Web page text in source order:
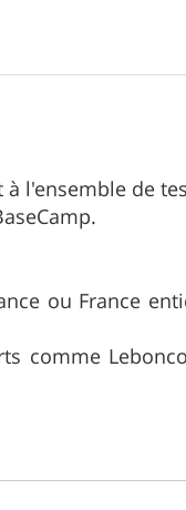
l'ensemble de
ou France
comme